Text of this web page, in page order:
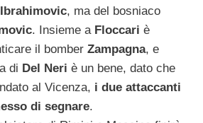
Ibrahimovic, ma del bosniaco
. Insieme a Floccari è
il bomber Zampagna, e
di Del Neri è un bene, dato che
al Vicenza, i due attaccanti
di segnare.